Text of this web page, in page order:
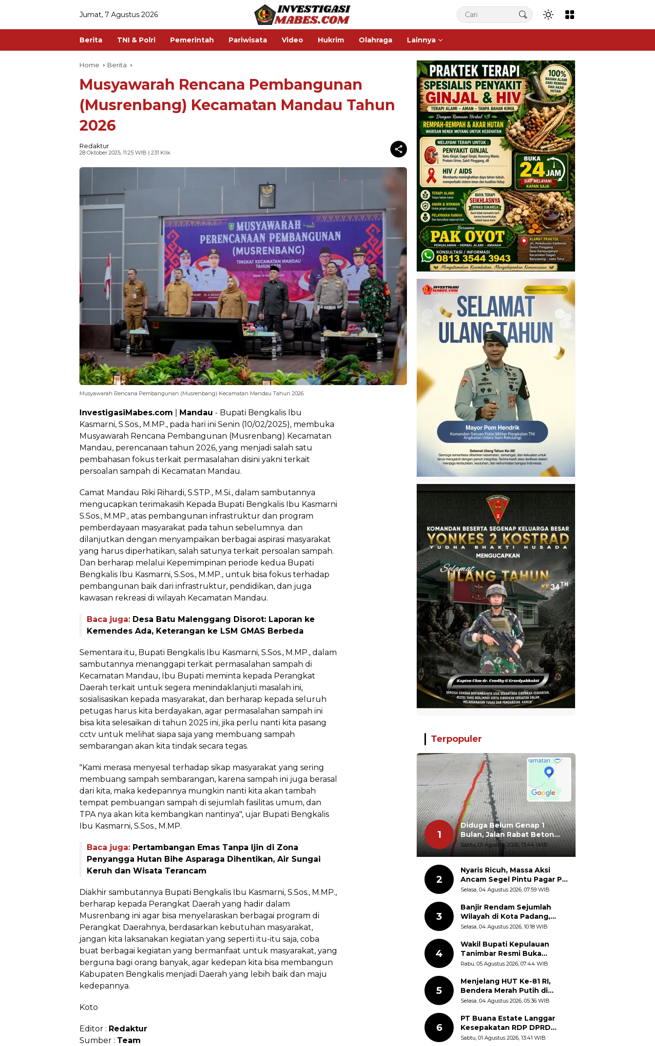
Jumat, 7 Agustus 2026
Berita TNI & Polri Pemerintah Pariwisata Video Hukrim Olahraga Lainnya
Home Berita
Musyawarah Rencana Pembangunan
(Musrenbang) Kecamatan Mandau Tahun
2026
Redaktur
28 Oktober 2025, 11:25 WIB | 231 Klik
Musyawarah Rencana Pembangunan (Musrenbang) Kecamatan Mandau Tahun 2026
InvestigasiMabes.com Mandau - Bupati Bengkalis Ibu
Kasmarni, S.Sos., M.MP., pada hari ini Senin (10/02/2025), membuka
Musyawarah Rencana Pembangunan (Musrenbang) Kecamatan
Mandau, perencanaan tahun 2026, yang menjadi salah satu
pembahasan fokus terkait permasalahan disini yakni terkait
persoalan sampah di Kecamatan Mandau.
Camat Mandau Riki Rihardi, S.STP., M.Si., dalam sambutannya
mengucapkan terimakasih Kepada Bupati Bengkalis Ibu Kasmarni
S.Sos., M.MP., atas pembangunan infrastruktur dan program
pemberdayaan masyarakat pada tahun sebelumnya. dan
dilanjutkan dengan menyampaikan berbagai aspirasi masyarakat
yang harus diperhatikan, salah satunya terkait persoalan sampah.
Dan berharap melalui Kepemimpinan periode kedua Bupati
Bengkalis Ibu Kasmarni, S.Sos., M.MP., untuk bisa fokus terhadap
pembangunan baik dari infrastruktur, pendidikan, dan juga
kawasan rekreasi di wilayah Kecamatan Mandau.
Baca juga: Desa Batu Malenggang Disorot: Laporan ke
Kemendes Ada, Keterangan ke LSM GMAS Berbeda
Sementara itu, Bupati Bengkalis Ibu Kasmarni, S.Sos., M.MP., dalam
sambutannya menanggapi terkait permasalahan sampah di
Kecamatan Mandau, Ibu Bupati meminta kepada Perangkat
Daerah terkait untuk segera menindaklanjuti masalah ini,
sosialisasikan kepada masyarakat, dan berharap kepada seluruh
petugas harus kita berdayakan, agar permasalahan sampah ini
bisa kita selesaikan di tahun 2025 ini, jika perlu nanti kita pasang
cctv untuk melihat siapa saja yang membuang sampah
sembarangan akan kita tindak secara tegas.
"Kami merasa menyesal terhadap sikap masyarakat yang sering
membuang sampah sembarangan, karena sampah ini juga berasal
dari kita, maka kedepannya mungkin nanti kita akan tambah
tempat pembuangan sampah di sejumlah fasilitas umum, dan
TPA nya akan kita kembangkan nantinya", ujar Bupati Bengkalis
Ibu Kasmarni, S.Sos., M.MP.
Baca juga: Pertambangan Emas Tanpa Ijin di Zona
Penyangga Hutan Bihe Asparaga Dihentikan, Air Sungai
Keruh dan Wisata Terancam
Diakhir sambutannya Bupati Bengkalis Ibu Kasmarni, S.Sos., M.MP.,
berharap kepada Perangkat Daerah yang hadir dalam
Musrenbang ini agar bisa menyelaraskan berbagai program di
Perangkat Daerahnya, berdasarkan kebutuhan masyarakat,
jangan kita laksanakan kegiatan yang seperti itu-itu saja, coba
buat berbagai kegiatan yang bermanfaat untuk masyarakat, yang
berguna bagi orang banyak, agar kedepan kita bisa membangun
Kabupaten Bengkalis menjadi Daerah yang lebih baik dan maju
kedepannya.
Koto
Editor : Redaktur
Sumber : Team
Terpopuler
1
Diduga Belum Genap 1
Bulan, Jalan Rabat Beton
Gidanglo - Guwosobokerto
Sudah Pecah
Sabtu, 01 Agustus 2026, 13:44 WIB
2
Nyaris Ricuh, Massa Aksi
Ancam Segel Pintu Pagar PT
Pabrik Gula Gorontalo
Selasa, 04 Agustus 2026, 07:59 WIB
3
Banjir Rendam Sejumlah
Wilayah di Kota Padang,
Proses Evakuasi Warga
Selasa, 04 Agustus 2026, 10:18 WIB
4
Wakil Bupati Kepulauan
Tanimbar Resmi Buka
Rangkaian Peringatan HUT
Diajak Perkuat Semangat
Nasionalisme
Rabu, 05 Agustus 2026, 07:44 WIB
5
Menjelang HUT Ke-81 RI,
Bendera Merah Putih di
Kantor Dinas Kehutanan
Selasa, 04 Agustus 2026, 05:36 WIB
6
PT Buana Estate Langgar
Kesepakatan RDP DPRD
Sumut: Pasang Pilar Tapal
Sabtu, 01 Agustus 2026, 13:41 WIB